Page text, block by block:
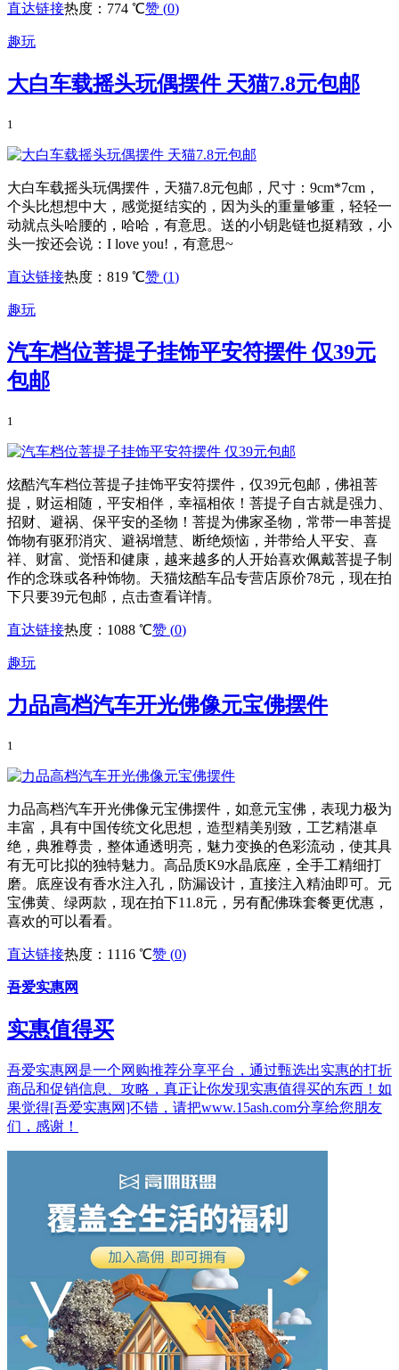
直达链接热度：774 ℃赞 (0)
趣玩
大白车载摇头玩偶摆件 天猫7.8元包邮
1
大白车载摇头玩偶摆件，天猫7.8元包邮，尺寸：9cm*7cm，
个头比想想中大，感觉挺结实的，因为头的重量够重，轻轻一
动就点头哈腰的，哈哈，有意思。送的小钥匙链也挺精致，小
头一按还会说：I love you!，有意思~
直达链接热度：819 ℃赞 (1)
趣玩
汽车档位菩提子挂饰平安符摆件 仅39元
包邮
1
炫酷汽车档位菩提子挂饰平安符摆件，仅39元包邮，佛祖菩
提，财运相随，平安相伴，幸福相依！菩提子自古就是强力、
招财、避祸、保平安的圣物！菩提为佛家圣物，常带一串菩提
饰物有驱邪消灾、避祸增慧、断绝烦恼，并带给人平安、喜
祥、财富、觉悟和健康，越来越多的人开始喜欢佩戴菩提子制
作的念珠或各种饰物。天猫炫酷车品专营店原价78元，现在拍
下只要39元包邮，点击查看详情。
直达链接热度：1088 ℃赞 (0)
趣玩
力品高档汽车开光佛像元宝佛摆件
1
力品高档汽车开光佛像元宝佛摆件，如意元宝佛，表现力极为
丰富，具有中国传统文化思想，造型精美别致，工艺精湛卓
绝，典雅尊贵，整体通透明亮，魅力变换的色彩流动，使其具
有无可比拟的独特魅力。高品质K9水晶底座，全手工精细打
磨。底座设有香水注入孔，防漏设计，直接注入精油即可。元
宝佛黄、绿两款，现在拍下11.8元，另有配佛珠套餐更优惠，
喜欢的可以看看。
直达链接热度：1116 ℃赞 (0)
吾爱实惠网
实惠值得买
吾爱实惠网是一个网购推荐分享平台，通过甄选出实惠的打折
商品和促销信息、攻略，真正让你发现实惠值得买的东西！如
果觉得[吾爱实惠网]不错，请把www.15ash.com分享给您朋友
们，感谢！